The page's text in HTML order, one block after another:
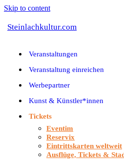
Skip to content
Steinlachkultur.com
Veranstaltungen
Veranstaltung einreichen
Werbepartner
Kunst & Künstler*innen
Tickets
Eventim
Reservix
Eintrittskarten weltweit
Ausflüge, Tickets &